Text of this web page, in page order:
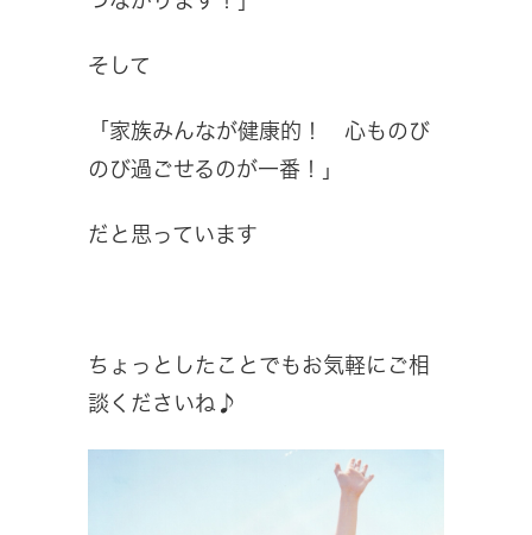
そして
「家族みんなが健康的！ 心ものび
のび過ごせるのが一番！」
だと思っています
ちょっとしたことでもお気軽にご相
談くださいね♪